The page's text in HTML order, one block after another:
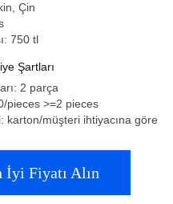
Çin
750 tl
Şartları
2 parça
pieces >=2 pieces
karton/müşteri ihtiyacına göre
İyi Fiyatı Alın